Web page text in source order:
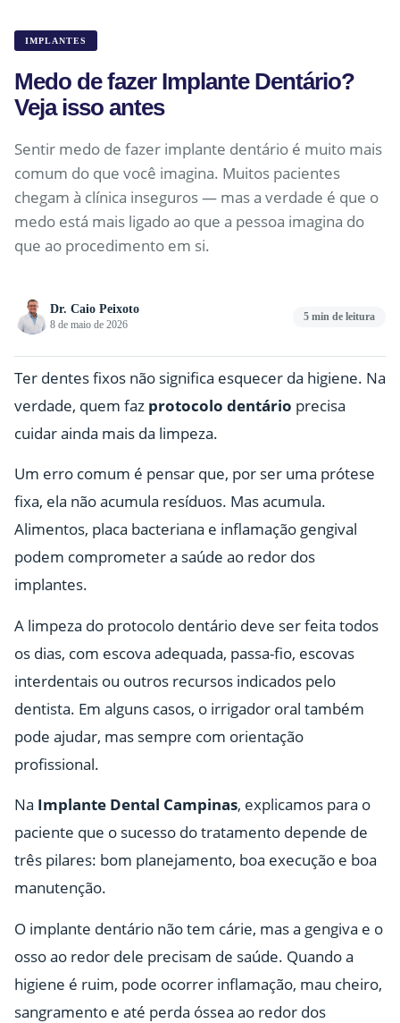
IMPLANTES
Medo de fazer Implante Dentário?
Veja isso antes
Sentir medo de fazer implante dentário é muito mais
comum do que você imagina. Muitos pacientes
chegam à clínica inseguros — mas a verdade é que o
medo está mais ligado ao que a pessoa imagina do
que ao procedimento em si.
Dr. Caio Peixoto
8 de maio de 2026
5 min de leitura
Ter dentes fixos não significa esquecer da higiene. Na
verdade, quem faz protocolo dentário precisa
cuidar ainda mais da limpeza.
Um erro comum é pensar que, por ser uma prótese
fixa, ela não acumula resíduos. Mas acumula.
Alimentos, placa bacteriana e inflamação gengival
podem comprometer a saúde ao redor dos
implantes.
A limpeza do protocolo dentário deve ser feita todos
os dias, com escova adequada, passa-fio, escovas
interdentais ou outros recursos indicados pelo
dentista. Em alguns casos, o irrigador oral também
pode ajudar, mas sempre com orientação
profissional.
Na Implante Dental Campinas, explicamos para o
paciente que o sucesso do tratamento depende de
três pilares: bom planejamento, boa execução e boa
manutenção.
O implante dentário não tem cárie, mas a gengiva e o
osso ao redor dele precisam de saúde. Quando a
higiene é ruim, pode ocorrer inflamação, mau cheiro,
sangramento e até perda óssea ao redor dos